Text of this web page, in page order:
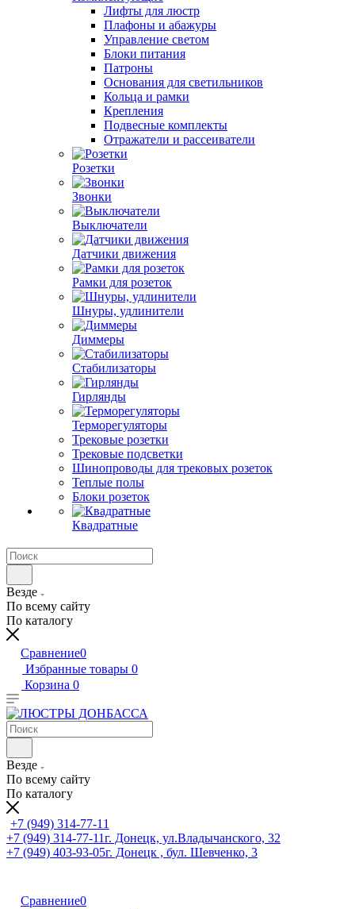
Лифты для люстр
Плафоны и абажуры
Управление светом
Блоки питания
Патроны
Основания для светильников
Кольца и рамки
Крепления
Подвесные комплекты
Отражатели и рассеиватели
Розетки
Звонки
Выключатели
Датчики движения
Рамки для розеток
Шнуры, удлинители
Диммеры
Стабилизаторы
Гирлянды
Терморегуляторы
Трековые розетки
Трековые подсветки
Шинопроводы для трековых розеток
Теплые полы
Блоки розеток
Квадратные
Везде
По всему сайту
По каталогу
Сравнение0
Избранные товары 0
Корзина 0
Везде
По всему сайту
По каталогу
+7 (949) 314-77-11
+7 (949) 314-77-11г. Донецк, ул.Владычанского, 32
+7 (949) 403-93-05г. Донецк , бул. Шевченко, 3
Сравнение0